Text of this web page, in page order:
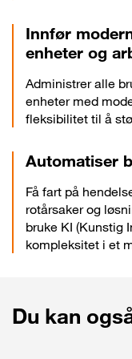
Innfør
enheter og
Administrer alle
enheter med
fleksibilitet til å
Automatiser
Få fart på
rotårsaker og
bruke KI (Kunstig
kompleksitet i et
Du kan